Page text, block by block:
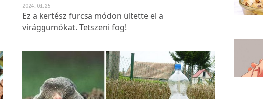
2024. 01. 25
Ez a kertész furcsa módon ültette el a
virággumókat. Tetszeni fog!